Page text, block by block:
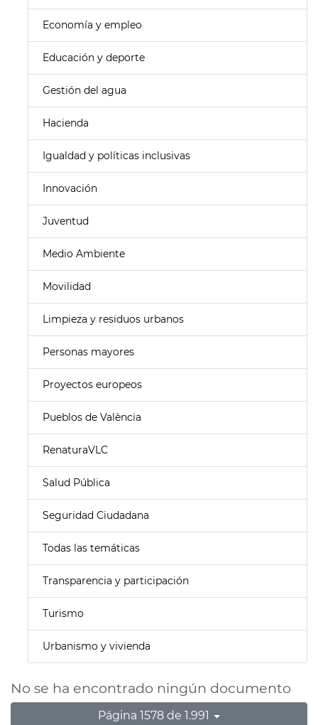
Economía y empleo
Educación y deporte
Gestión del agua
Hacienda
Igualdad y políticas inclusivas
Innovación
Juventud
Medio Ambiente
Movilidad
Limpieza y residuos urbanos
Personas mayores
Proyectos europeos
Pueblos de València
RenaturaVLC
Salud Pública
Seguridad Ciudadana
Todas las temáticas
Transparencia y participación
Turismo
Urbanismo y vivienda
No se ha encontrado ningún documento
Página 1578 de 1.991